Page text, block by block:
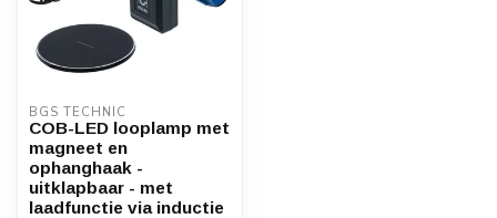
BGS TECHNIC
COB-LED looplamp met
magneet en
ophanghaak -
uitklapbaar - met
laadfunctie via inductie